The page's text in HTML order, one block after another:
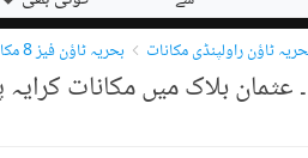
ٹاؤن راولپنڈی مکانات بحریہ ٹاؤن فیز 8 مکانات